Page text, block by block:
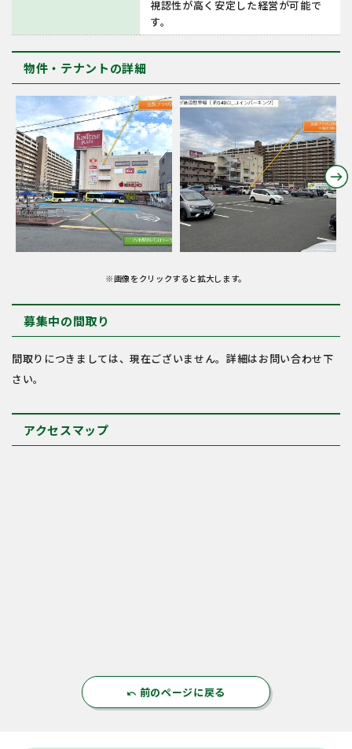
視認性が高く安定した経営が可能で
す。
物件・テナントの詳細
※画像をクリックすると拡大します。
募集中の間取り
間取りにつきましては、現在ございません。詳細はお問い合わせ下
さい。
アクセスマップ
undo 前のページに戻る